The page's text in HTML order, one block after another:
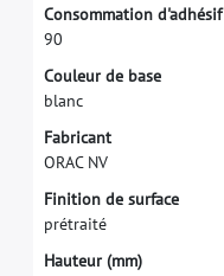
Consommation d'adhésif
90
Couleur de base
blanc
Fabricant
ORAC NV
Finition de surface
prétraité
Hauteur (mm)